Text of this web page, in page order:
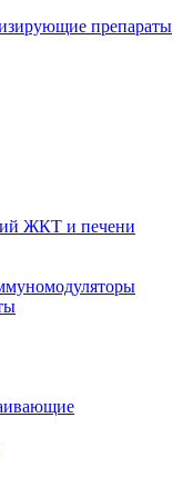
препараты
ЖКТ и печени